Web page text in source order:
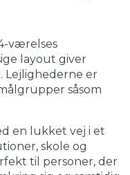
værelses
layout giver
Lejlighederne er
såsom
en lukket vej i et
skole og
til personer, der